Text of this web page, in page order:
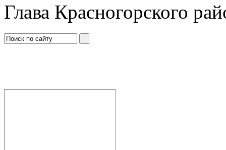
Глава Красногорского